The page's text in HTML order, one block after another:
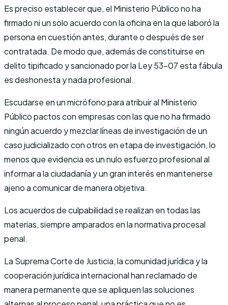
Es preciso establecer que, el Ministerio Público no ha
firmado ni un solo acuerdo con la oficina en la que laboró la
persona en cuestión antes, durante o después de ser
contratada. De modo que, además de constituirse en
delito tipificado y sancionado por la Ley 53-07 esta fábula
es deshonesta y nada profesional.
Escudarse en un micrófono para atribuir al Ministerio
Público pactos con empresas con las que no ha firmado
ningún acuerdo y mezclar líneas de investigación de un
caso judicializado con otros en etapa de investigación, lo
menos que evidencia es un nulo esfuerzo profesional al
informar a la ciudadanía y un gran interés en mantenerse
ajeno a comunicar de manera objetiva.
Los acuerdos de culpabilidad se realizan en todas las
materias, siempre amparados en la normativa procesal
penal.
La Suprema Corte de Justicia, la comunidad jurídica y la
cooperación jurídica internacional han reclamado de
manera permanente que se apliquen las soluciones